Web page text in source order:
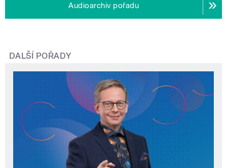
Audioarchiv pořadu
DALŠÍ POŘADY